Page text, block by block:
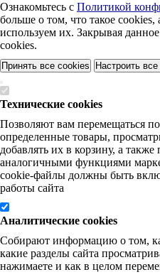
Ознакомьтесь с Политикой
больше о том, что такое
используем их. Закрывая
cookies.
Принять все cookies Настроить
Технические cookies
Позволяют вам перемещаться
определенные товары,
добавлять их в корзину, а также
аналогичными функциями
cookie-файлы должны быть
работы сайта
Аналитические cookies
Собирают информацию о том,
какие разделы сайта
нажимаете и как в целом